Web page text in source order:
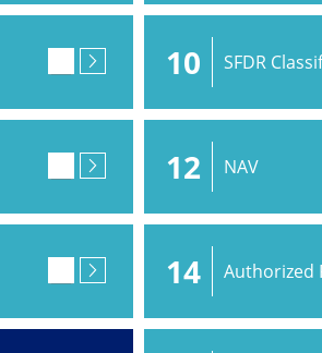
10 SFDR
12 NAV
14 Authorized